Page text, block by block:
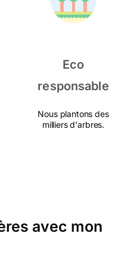
Eco
responsable
Nous plantons des
milliers d'arbres.
avec mon